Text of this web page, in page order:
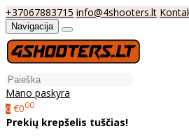
+37067883715 info@4shooters.lt
Navigacija
Mano paskyra
0 €000
Prekių krepšelis tuščias!